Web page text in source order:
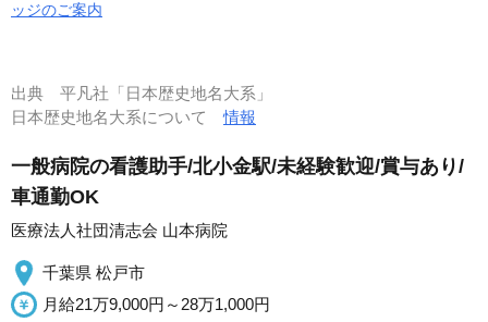
ッジのご案内
出典 平凡社「日本歴史地名大系」
日本歴史地名大系について情報
一般病院の看護助手/北小金駅/未経験歓迎/賞与あり/
車通勤OK
医療法人社団清志会 山本病院
千葉県 松戸市
月給21万9,000円～28万1,000円